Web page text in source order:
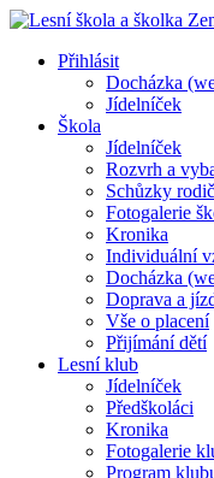
Přihlásit
Docházka
Jídelníček
Škola
Jídelníček
Rozvrh a
Schůzky
Fotogalerie
Kronika
Individuální
Docházka
Doprava a
Vše o placení
Přijímání dětí
Lesní klub
Jídelníček
Předškoláci
Kronika
Fotogalerie
Program